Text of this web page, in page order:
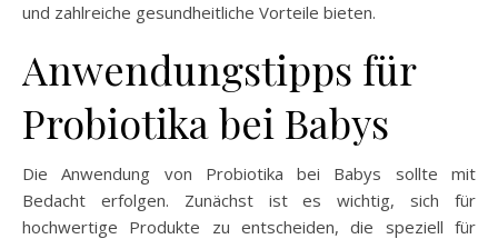
und zahlreiche gesundheitliche Vorteile bieten.
Anwendungstipps für
Probiotika bei Babys
Die Anwendung von Probiotika bei Babys sollte mit
Bedacht erfolgen. Zunächst ist es wichtig, sich für
hochwertige Produkte zu entscheiden, die speziell für